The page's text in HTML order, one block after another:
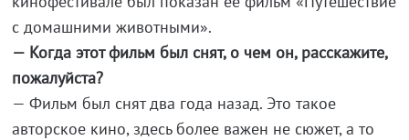
с домашними животными».
— Когда этот фильм был снят, о чем он, расскажите,
пожалуйста?
— Фильм был снят два года назад. Это такое
авторское кино, здесь более важен не сюжет, а то